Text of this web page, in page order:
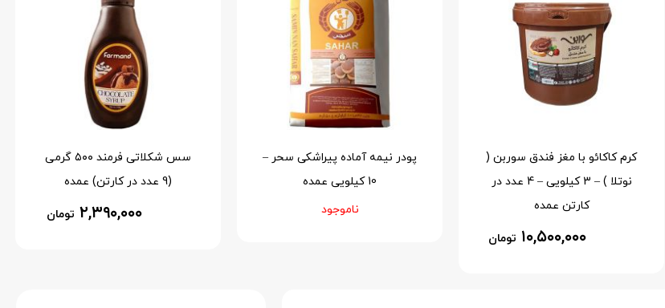
کرم کاکائو با مغز فندق سوربن (
نوتلا ) – 3 کیلویی – 4 عدد در
کارتن عمده
۱۰,۵۰۰,۰۰۰ تومان
پودر نیمه آماده پیراشکی سحر –
10 کیلویی عمده
ناموجود
سس شکلاتی فرمند ۵۰۰ گرمی
(9 عدد در کارتن) عمده
۲,۳۹۰,۰۰۰ تومان